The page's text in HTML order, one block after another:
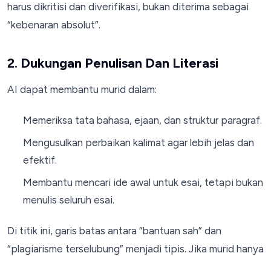
harus dikritisi dan diverifikasi, bukan diterima sebagai
“kebenaran absolut”.
2. Dukungan Penulisan Dan Literasi
AI dapat membantu murid dalam:
Memeriksa tata bahasa, ejaan, dan struktur paragraf.
Mengusulkan perbaikan kalimat agar lebih jelas dan
efektif.
Membantu mencari ide awal untuk esai, tetapi bukan
menulis seluruh esai.
Di titik ini, garis batas antara “bantuan sah” dan
“plagiarisme terselubung” menjadi tipis. Jika murid hanya